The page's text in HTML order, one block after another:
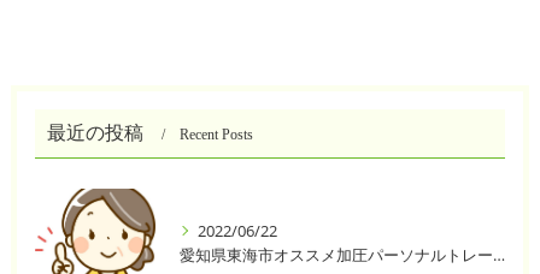
最近の投稿 Recent Posts
2022/06/22
愛知県東海市オススメ加圧パーソナルトレーニングジム One❣️